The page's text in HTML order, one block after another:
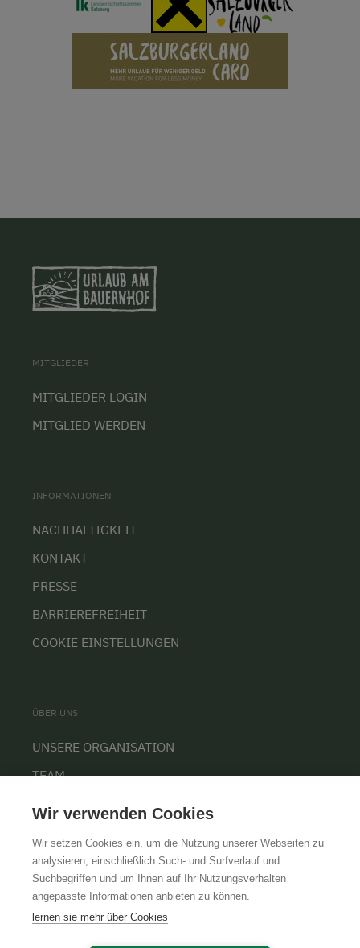
MITGLIEDER
MITGLIEDER LOGIN
MITGLIED WERDEN
INFORMATIONEN
NACHHALTIGKEIT
KONTAKT
PRESSE
BARRIEREFREIHEIT
COOKIE EINSTELLUNGEN
ÜBER UNS
UNSERE ORGANISATION
TEAM
AGBIMPRESSUMDATENSCHUTZ
Wir verwenden Cookies
Wir setzen Cookies ein, um die Nutzung unserer Webseiten zu
analysieren, einschließlich Such- und Surfverlauf und
Suchbegriffen und um Ihnen auf Ihr Nutzungsverhalten
angepasste Informationen anbieten zu können.
lernen sie mehr über Cookies